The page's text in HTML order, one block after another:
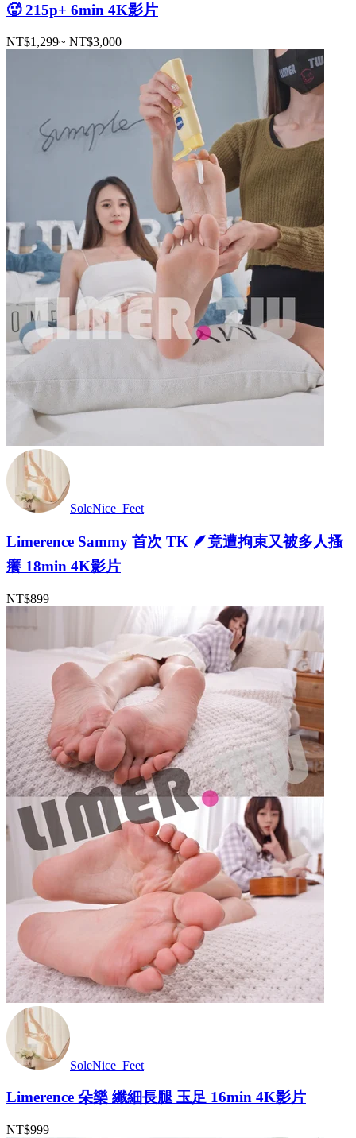
🥵 215p+ 6min 4K影片
NT$1,299~ NT$3,000
SoleNice_Feet
Limerence Sammy 首次 TK 🪶竟遭拘束又被多人搔
癢 18min 4K影片
NT$899
SoleNice_Feet
Limerence 朵樂 纖細長腿 玉足 16min 4K影片
NT$999